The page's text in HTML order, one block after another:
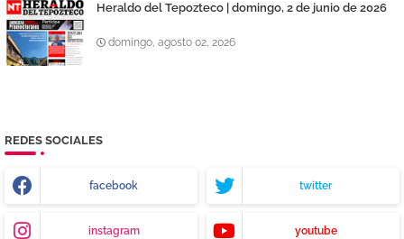
Heraldo del Tepozteco | domingo, 2 de junio de 2026
domingo, agosto 02, 2026
REDES SOCIALES
facebook twitter
instagram youtube